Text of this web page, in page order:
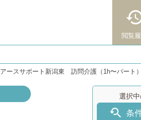
閲覧
アースサポート新潟東 訪問介護（1h〜パート
選択
 条